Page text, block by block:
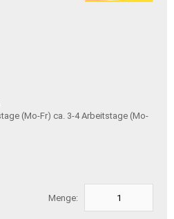
ca. 3-4 Arbeitstage (Mo-
Menge: